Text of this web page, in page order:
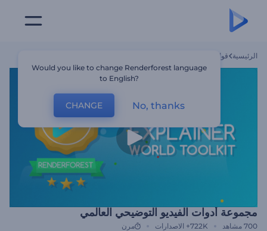
الرئيسية قوالب
مجموعة أدوات الفيديو التوضيحي العالمي
700 مشاهد 722K+ الاصدارات مرن
Would you like to change Renderforest language
to English?
CHANGE No, thanks